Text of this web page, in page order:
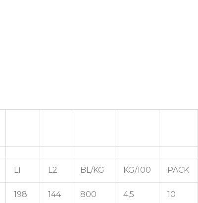
L1 L2 BL/KG KG/100 PACK
198 144 800 4,5 10